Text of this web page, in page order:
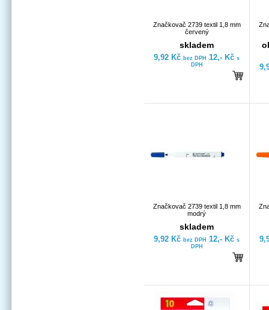
Značkovač 2739 textil 1,8 mm
červený
skladem
9,92 Kč bez DPH 12,- Kč s
DPH
Značkovač 2739 textil 1,8 mm
modrý
skladem
9,92 Kč bez DPH 12,- Kč s
DPH